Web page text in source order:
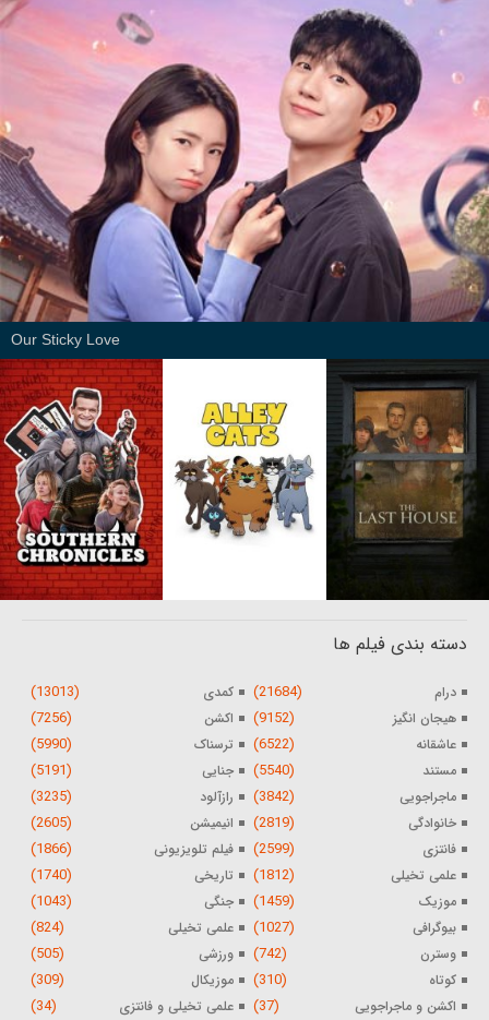
Our Sticky Love
دسته بندی فیلم ها
درام (21684) کمدی (13013)
هیجان انگیز (9152) اکشن (7256)
عاشقانه (6522) ترسناک (5990)
مستند (5540) جنایی (5191)
ماجراجویی (3842) رازآلود (3235)
خانوادگی (2819) انیمیشن (2605)
فانتزی (2599) فیلم تلویزیونی (1866)
علمی تخیلی (1812) تاریخی (1740)
موزیک (1459) جنگی (1043)
بیوگرافی (1027) علمی تخیلی (824)
وسترن (742) ورزشی (505)
کوتاه (310) موزیکال (309)
اکشن و ماجراجویی (37) علمی تخیلی و فانتزی (34)